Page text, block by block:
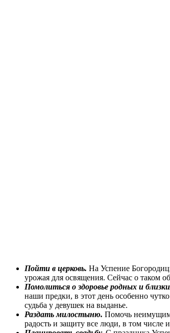
Пойти в церковь. На Успение
урожая для освящения. Сейчас о таком
Помолиться о здоровье родных и
наши предки, в этот день особенно
судьба у девушек на выданье.
Раздать милостыню. Помочь неимущим
радость и защиту все люди, в том числе